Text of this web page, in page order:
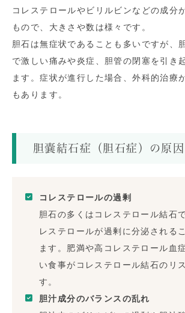
コレステロールやビリルビンなどの成分
もので、大きさや数は様々です。
胆石は無症状であることも多いですが、
で激しい痛みや炎症、胆管の閉塞を引き
ます。症状が進行した場合、外科的治療
もあります。
胆嚢結石症（胆石症）の原因
コレステロールの過剰
胆石の多くはコレステロール結石
レステロールが過剰に分泌される
ます。肥満や高コレステロール血
い食事がコレステロール結石のリ
す。
胆汁成分のバランスの乱れ